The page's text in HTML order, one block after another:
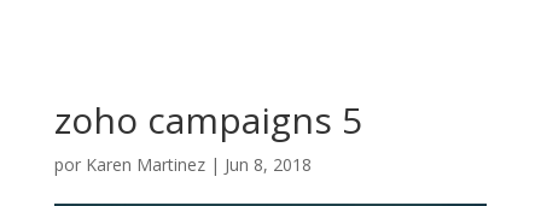
zoho campaigns 5
por Karen Martinez| Jun 8, 2018